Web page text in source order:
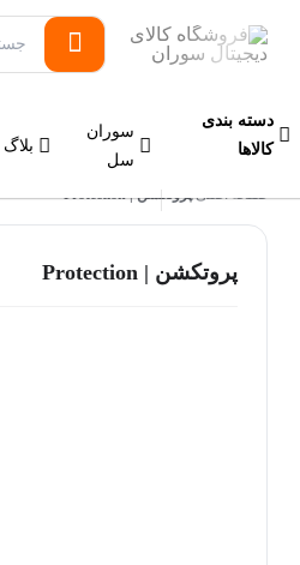
دسته بندی
کالاها
سوران
سل
بلاگ
صفحه اصلی پروتکشن | Protection
پروتکشن | Protection